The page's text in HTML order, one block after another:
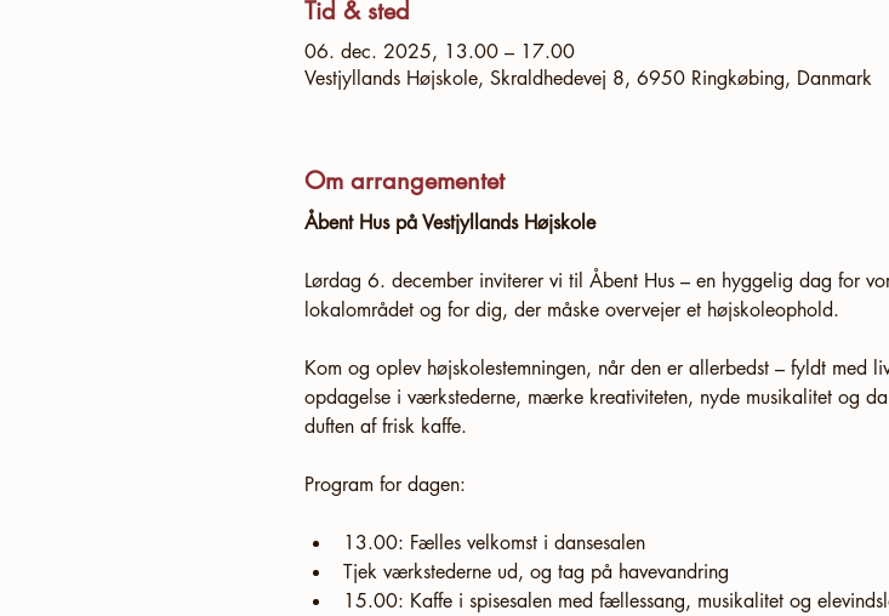
Tid & sted
06. dec. 2025, 13.00 – 17.00
Vestjyllands Højskole, Skraldhedevej 8, 6950 Ringkøbing, Danmark
Om arrangementet
Åbent Hus på Vestjyllands Højskole
Lørdag 6. december inviterer vi til Åbent Hus – en hyggelig dag for
lokalområdet og for dig, der måske overvejer et højskoleophold.
Kom og oplev højskolestemningen, når den er allerbedst – fyldt med
opdagelse i værkstederne, mærke kreativiteten, nyde musikalitet og
duften af frisk kaffe.
Program for dagen:
13.00: Fælles velkomst i dansesalen
Tjek værkstederne ud, og tag på havevandring
15.00: Kaffe i spisesalen med fællessang, musikalitet og